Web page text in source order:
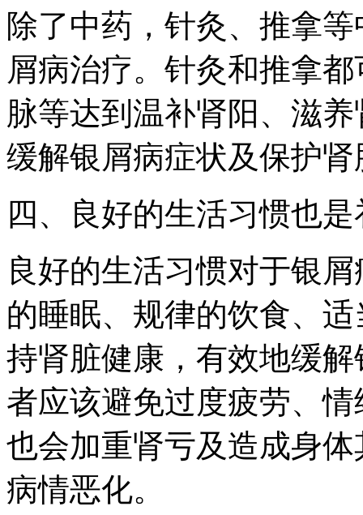
除了中药，针灸、推拿
屑病治疗。针灸和推拿
脉等达到温补肾阳、滋
缓解银屑病症状及保护
四、良好的生活习惯也
良好的生活习惯对于银
的睡眠、规律的饮食、
持肾脏健康，有效地缓
者应该避免过度疲劳、
也会加重肾亏及造成身
病情恶化。